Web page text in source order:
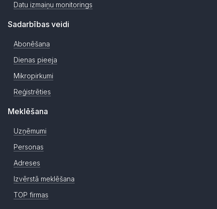
Datu izmaiņu monitorings
Sadarbības veidi
Abonēšana
Dienas pieeja
Mikropirkumi
Reģistrēties
Meklēšana
Uzņēmumi
Personas
Adreses
Izvērstā meklēšana
TOP firmas